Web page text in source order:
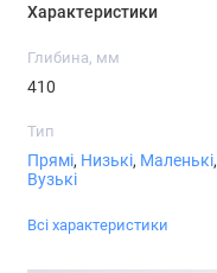
Характеристики
Глибина, мм
410
Тип
Прямі, Низькі, Маленькі,
Вузькі
Всі характеристики